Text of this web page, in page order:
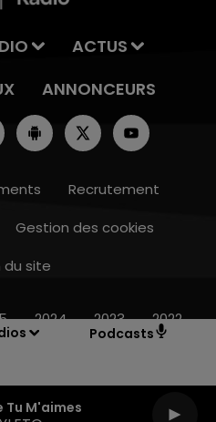
Podcasts
Tu M'aimes
ACTUS
ANNONCEURS
Recrutement
Gestion des cookies
du site
2024 2023 2022